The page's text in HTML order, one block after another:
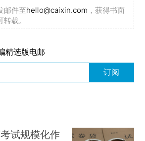
邮件至hello@caixin.com ，获得书面
载。
精选版电邮
订阅
试规模化作